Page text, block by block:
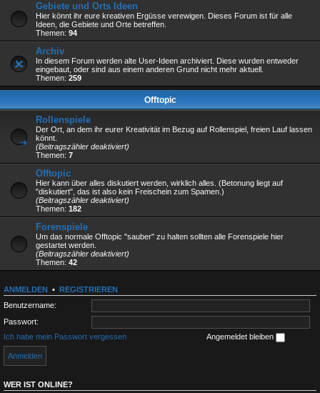
Gebiete und Orts Ideen
Hier könnt ihr eure kreativen Ergüsse verewigen. Dieses Forum ist für alle
Ideen, die Gebiete und Orte betreffen.
Themen: 94
Archiv
In diesem Forum werden alte User-Ideen archiviert. Diese wurden entweder
eingebaut, oder sind aus einem anderen Grund nicht mehr aktuell.
Themen: 259
Offtopic
Rollenspiele
Der Ort, an dem ihr eurer Kreativität im Bezug auf Rollenspiel, freien Lauf lassen
könnt.
(Beitragszähler deaktiviert)
Themen: 7
Offtopic
Hier kann über alles diskutiert werden, wirklich alles. (Betonung liegt auf
"diskutiert", das ist also kein Freischein zum Spamen.)
(Beitragszähler deaktiviert)
Themen: 182
Forenspiele
Um das normale Offtopic "sauber" zu halten sollten alle Forenspiele hier
gestartet werden.
(Beitragszähler deaktiviert)
Themen: 42
ANMELDEN • REGISTRIEREN
Benutzername:
Passwort:
Ich habe mein Passwort vergessen
Angemeldet bleiben
WER IST ONLINE?